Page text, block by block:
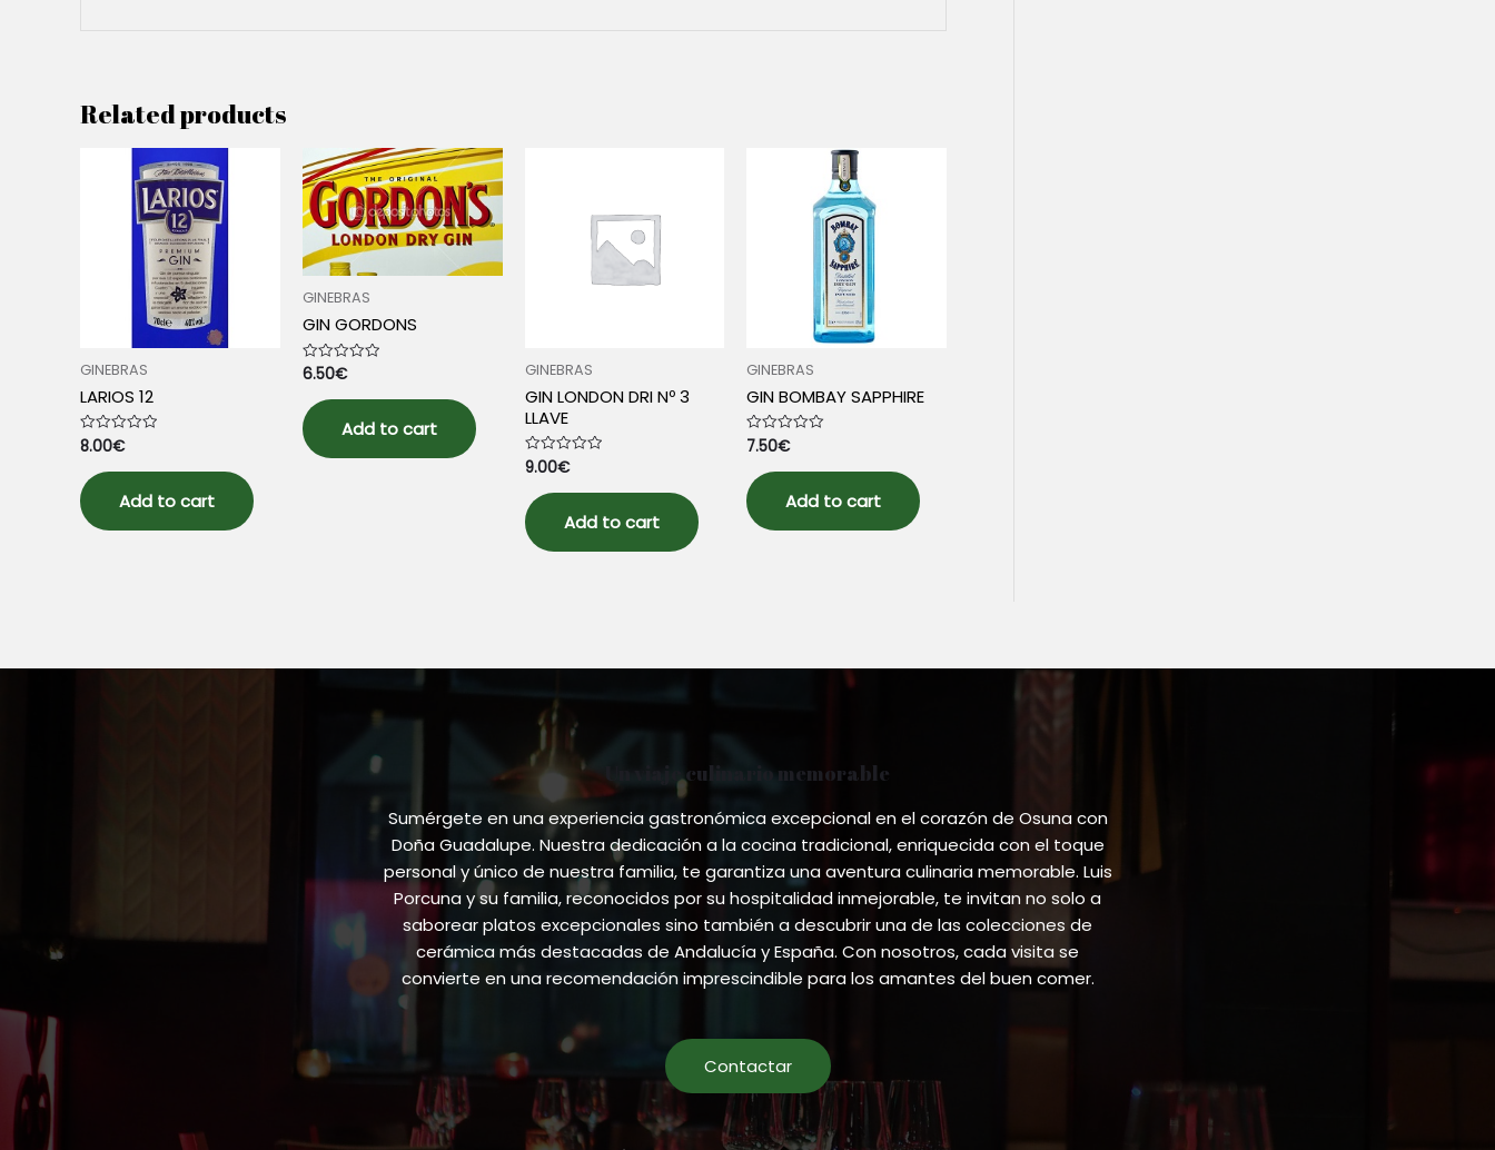
Related products
GINEBRAS
LARIOS 12
Rated
0
out
of
5
8.00€
Add to cart
GINEBRAS
GIN GORDONS
Rated
0
out
of
5
6.50€
Add to cart
GINEBRAS
GIN LONDON DRI Nº 3
LLAVE
Rated
0
out
of
5
9.00€
Add to cart
GINEBRAS
GIN BOMBAY SAPPHIRE
Rated
0
out
of
5
7.50€
Add to cart
Un viaje culinario memorable
Sumérgete en una experiencia gastronómica excepcional en el corazón de Osuna con
Doña Guadalupe. Nuestra dedicación a la cocina tradicional, enriquecida con el toque
personal y único de nuestra familia, te garantiza una aventura culinaria memorable. Luis
Porcuna y su familia, reconocidos por su hospitalidad inmejorable, te invitan no solo a
saborear platos excepcionales sino también a descubrir una de las colecciones de
cerámica más destacadas de Andalucía y España. Con nosotros, cada visita se
convierte en una recomendación imprescindible para los amantes del buen comer.
Contactar